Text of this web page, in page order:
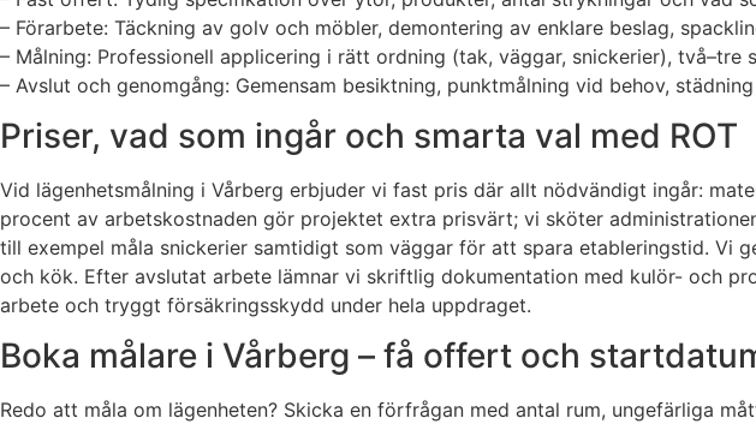
– Förarbete: Täckning av golv och möbler, demontering av enklare beslag,
– Målning: Professionell applicering i rätt ordning (tak, väggar, snickerier),
– Avslut och genomgång: Gemensam besiktning, punktmålning vid behov,
Priser, vad som ingår och smarta val med ROT
Vid lägenhetsmålning i Vårberg erbjuder vi fast pris där allt nödvändigt ingår:
procent av arbetskostnaden gör projektet extra prisvärt; vi sköter
till exempel måla snickerier samtidigt som väggar för att spara etableringstid. Vi
och kök. Efter avslutat arbete lämnar vi skriftlig dokumentation med kulör- och
arbete och tryggt försäkringsskydd under hela uppdraget.
Boka målare i Vårberg – få offert och
Redo att måla om lägenheten? Skicka en förfrågan med antal rum, ungefärliga